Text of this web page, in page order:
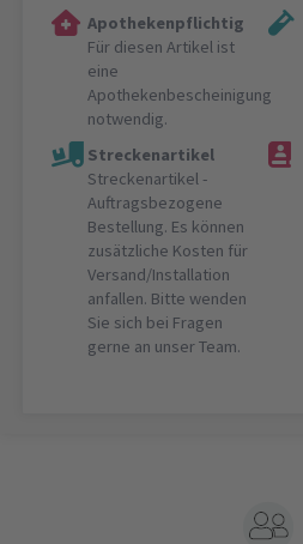
Apothekenpflichtig
Für diesen Artikel ist
eine
Apothekenbescheinigung
notwendig.
Streckenartikel
Streckenartikel -
Auftragsbezogene
Bestellung. Es können
zusätzliche Kosten für
Versand/Installation
anfallen. Bitte wenden
Sie sich bei Fragen
gerne an unser Team.